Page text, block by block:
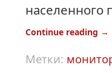
населенного
Continue reading →
Метки: